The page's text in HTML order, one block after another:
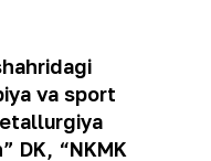
va sport
DK, “NKMK